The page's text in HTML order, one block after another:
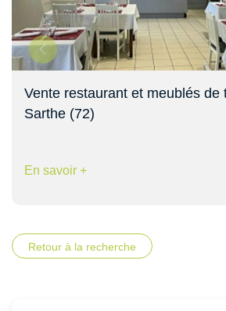
Vente restaurant et meublés de
Sarthe (72)
En savoir +
Retour à la recherche